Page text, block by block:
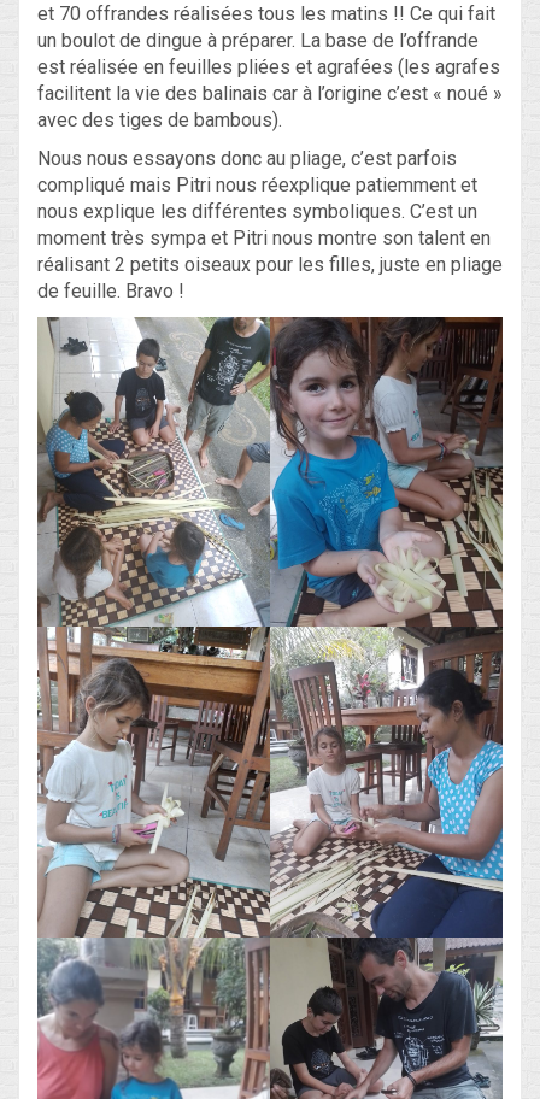
et 70 offrandes réalisées tous les matins !! Ce qui fait
un boulot de dingue à préparer. La base de l’offrande
est réalisée en feuilles pliées et agrafées (les agrafes
facilitent la vie des balinais car à l’origine c’est « noué »
avec des tiges de bambous).
Nous nous essayons donc au pliage, c’est parfois
compliqué mais Pitri nous réexplique patiemment et
nous explique les différentes symboliques. C’est un
moment très sympa et Pitri nous montre son talent en
réalisant 2 petits oiseaux pour les filles, juste en pliage
de feuille. Bravo !